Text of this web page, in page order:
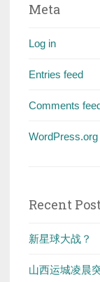
Meta
Log in
Entries feed
Comments
WordPress.org
Recent
新星球大战？
山西运城凌晨